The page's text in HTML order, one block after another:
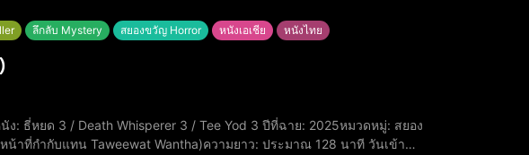
ลึกลับ Mystery สยองขวัญ Horror หนังเอเชีย หนังไทย
าที่กำกับแทน Taweewat Wantha)ความยาว: ประมาณ 128 นาที วันเข้า